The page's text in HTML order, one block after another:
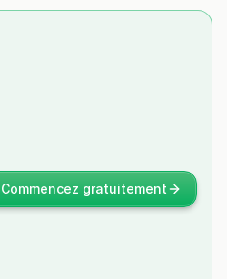
Commencez gratuitement